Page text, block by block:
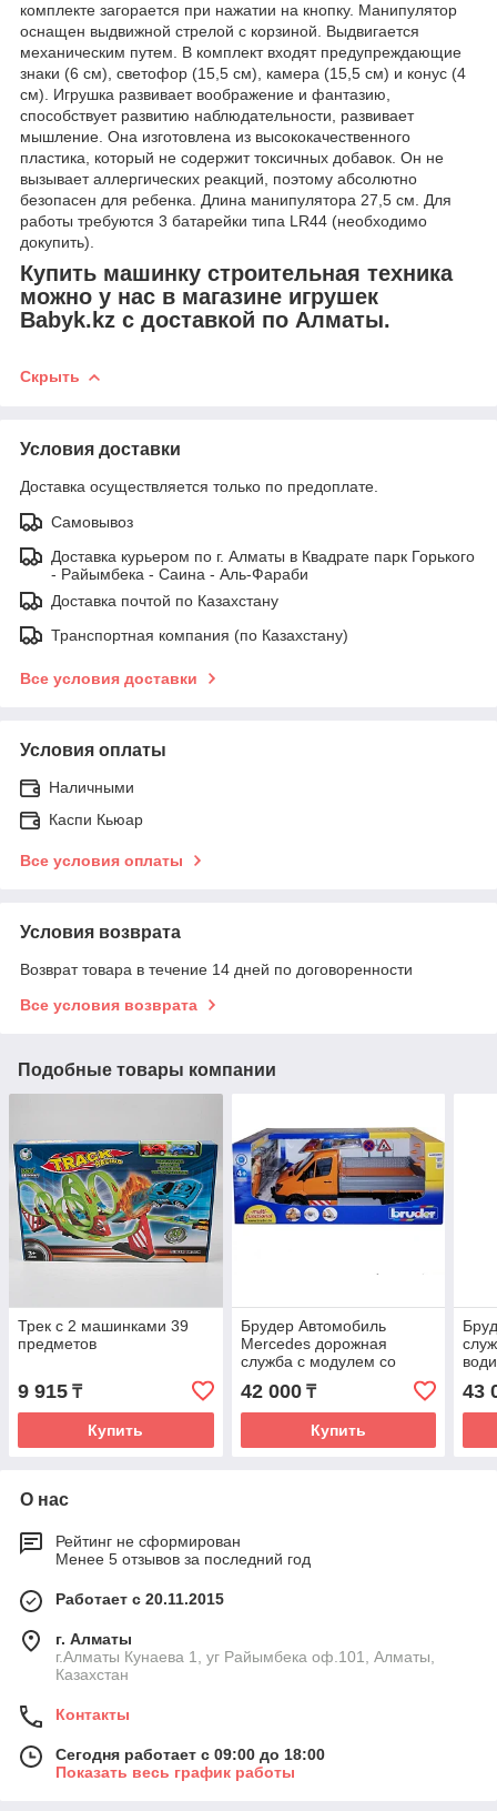
комплекте загорается при нажатии на кнопку. Манипулятор
оснащен выдвижной стрелой с корзиной. Выдвигается
механическим путем. В комплект входят предупреждающие
знаки (6 см), светофор (15,5 см), камера (15,5 см) и конус (4
см). Игрушка развивает воображение и фантазию,
способствует развитию наблюдательности, развивает
мышление. Она изготовлена из высококачественного
пластика, который не содержит токсичных добавок. Он не
вызывает аллергических реакций, поэтому абсолютно
безопасен для ребенка. Длина манипулятора 27,5 см. Для
работы требуются 3 батарейки типа LR44 (необходимо
докупить).
Купить машинку строительная техника
можно у нас в магазине игрушек
Babyk.kz с доставкой по Алматы.
Скрыть
Условия доставки
Доставка осуществляется только по предоплате.
Самовывоз
Доставка курьером по г. Алматы в Квадрате парк Горького
- Райымбека - Саина - Аль-Фараби
Доставка почтой по Казахстану
Транспортная компания (по Казахстану)
Все условия доставки
Условия оплаты
Наличными
Каспи Кьюар
Все условия оплаты
Условия возврата
Возврат товара в течение 14 дней по договоренности
Все условия возврата
Подобные товары компании
Трек с 2 машинками 39
предметов
9 915 ₸
Купить
Брудер Автомобиль
Mercedes дорожная
служба с модулем со
световыми и звуковыми
эффектами и
аксессуарами
42 000₸
Купить
43
О нас
Рейтинг не сформирован
Менее 5 отзывов за последний год
Работает с 20.11.2015
г. Алматы
г.Алматы Кунаева 1, уг Райымбека оф.101, Алматы,
Казахстан
Контакты
Сегодня работает с 09:00 до 18:00
Показать весь график работы